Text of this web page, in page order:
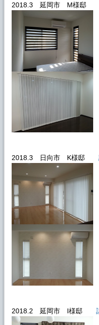
2018.3 延岡市 M様邸
2018.3 日向市 K様邸
2018.2 延岡市 I様邸